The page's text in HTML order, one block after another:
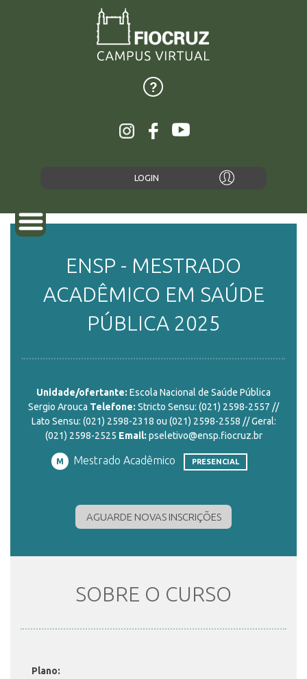
LOGIN
SOBRE
CURSOS
DOCENTES
ENSP - MESTRADO
ACADÊMICO EM SAÚDE
PÚBLICA 2025
Unidade/ofertante: Escola Nacional de Saúde Pública
Sergio Arouca Telefone: Stricto Sensu: (021) 2598-2557 //
Lato Sensu: (021) 2598-2318 ou (021) 2598-2558 // Geral:
(021) 2598-2525 Email: pseletivo@ensp.fiocruz.br
M Mestrado Acadêmico PRESENCIAL
AGUARDE NOVAS INSCRIÇÕES
SOBRE O CURSO
Plano: